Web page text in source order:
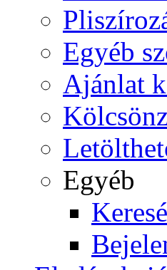
Egyéb
Ajánlat
Egyéb